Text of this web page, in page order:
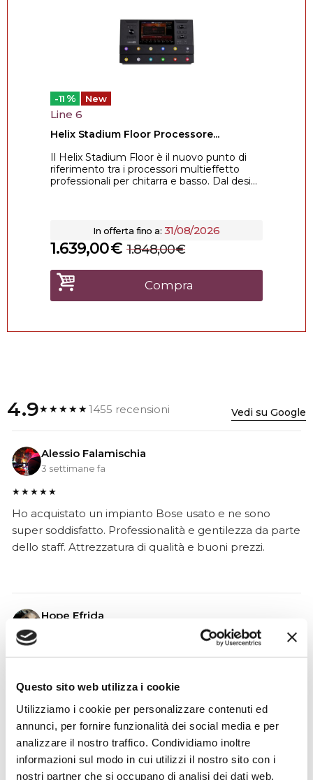
Questo sito web utilizza i cookie
Utilizziamo i cookie per personalizzare contenuti ed
annunci, per fornire funzionalità dei social media e per
analizzare il nostro traffico. Condividiamo inoltre
informazioni sul modo in cui utilizzi il nostro sito con i
nostri partner che si occupano di analisi dei dati web,
-11 % New
Line 6
Helix Stadium Floor Processore...
Il Helix Stadium Floor è il nuovo punto di
riferimento tra i processori multieffetto
professionali per chitarra e basso. Dal desi...
In offerta fino a: 31/08/2026
€
1.639,00 €
1.848,00
Compra
4.9★★★★★1455 recensioni Vedi su Google
Alessio Falamischia
3 settimane fa
★★★★★
Ho acquistato un impianto Bose usato e ne sono
super soddisfatto. Professionalità e gentilezza da parte
dello staff. Attrezzatura di qualità e buoni prezzi.
Hope Efrida
microfono professionale, amplificatore, cuffie, aste e
cavi vari come regali per il mio compagno. Lo
strumento è a dir poco meraviglioso e il resto dei
prodotti è di alto livello. I venditori son..